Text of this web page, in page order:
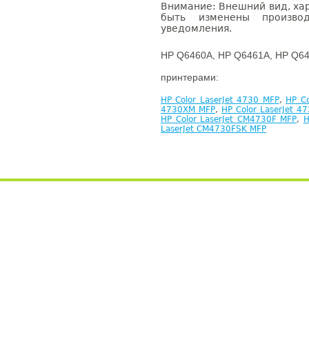
Внимание: Внешний вид,
быть изменены
уведомления.
HP Q6460A, HP Q6461A, HP
принтерами:
HP Color LaserJet 4730 MFP, HP
4730XM MFP, HP Color LaserJet
HP Color LaserJet CM4730F MFP,
LaserJet CM4730FSK MFP